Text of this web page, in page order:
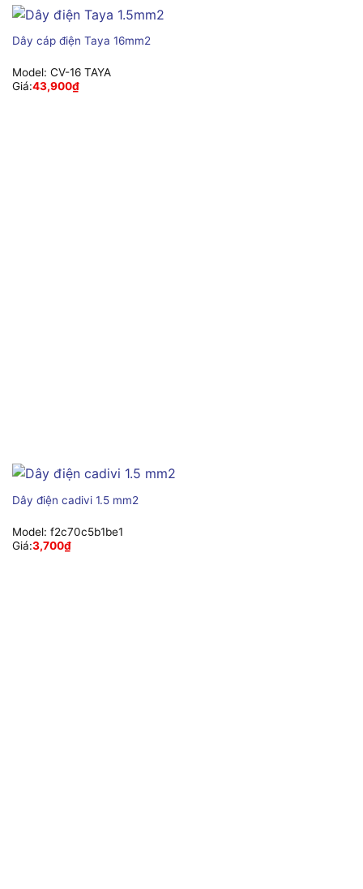
Dây cáp điện Taya 16mm2
Model: CV-16 TAYA
Giá:43,900₫
Dây điện cadivi 1.5 mm2
Model: f2c70c5b1be1
Giá:3,700₫